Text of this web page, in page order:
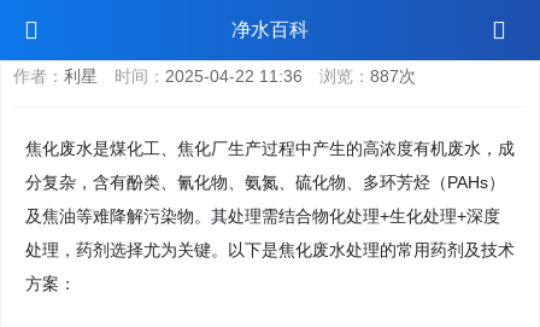
净水百科
焦化废水处理药剂
作者： 利星 时间： 2025-04-22 11:36 浏览： 887次
焦化废水是煤化工、焦化厂生产过程中产生的高浓度有机废水，成
分复杂，含有酚类、氰化物、氨氮、硫化物、多环芳烃（PAHs）
及焦油等难降解污染物。其处理需结合物化处理+生化处理+深度
处理，药剂选择尤为关键。以下是焦化废水处理的常用药剂及技术
方案：